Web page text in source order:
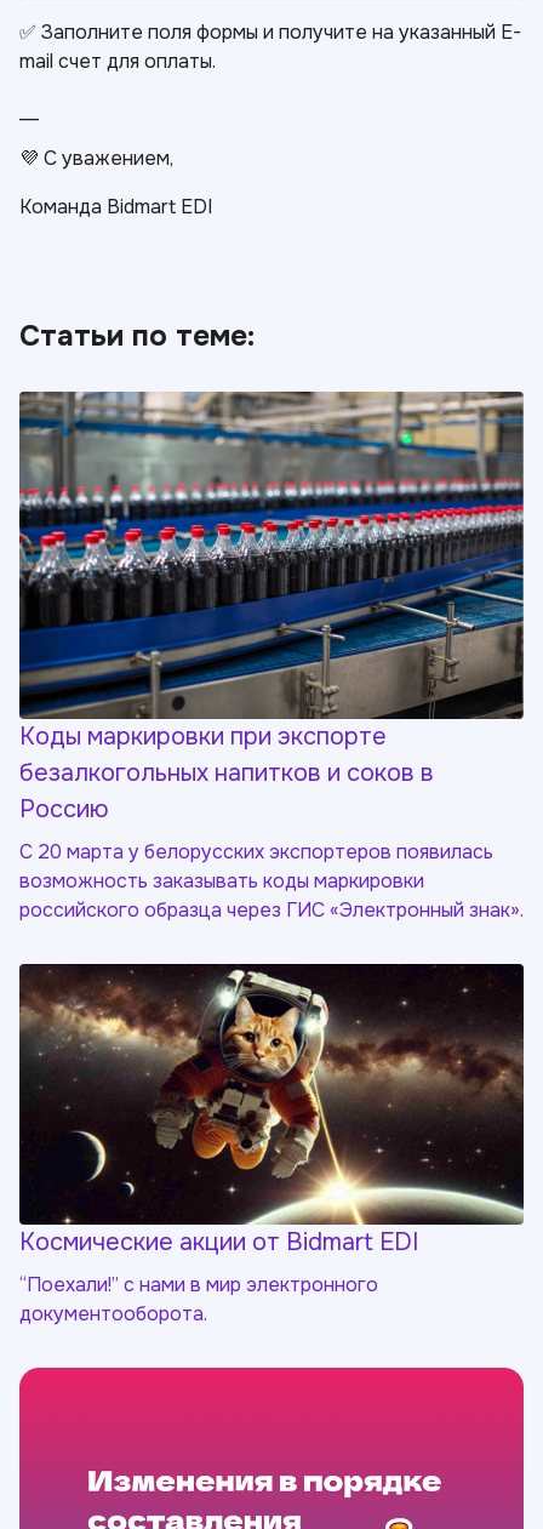
✅ Заполните поля формы и получите на указанный E-
mail счет для оплаты.
💜 С уважением,
Команда Bidmart EDI
Статьи по теме:
Коды маркировки при экспорте
безалкогольных напитков и соков в
Россию
С 20 марта у белорусских экспортеров появилась
возможность заказывать коды маркировки
российского образца через ГИС «Электронный знак».
Космические акции от Bidmart EDI
“Поехали!” с нами в мир электронного
документооборота.